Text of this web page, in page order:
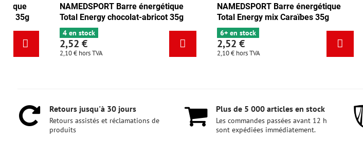
NAMEDSPORT Barre énergétique
Total Energy canneberge-noix 35g
6+ en stock
2,52 €
hors TVA
NAMEDSPORT Barre énergétique
Total Energy chocolat-abricot 35g
4 en stock
2,52 €
hors TVA
6+
2,52 €
Retours jusqu'à 30 jours
Retours assistés et réclamations de
produits
Plus de 5 000 articles en stock
Les commandes passées avant 12 h
sont expédiées immédiatement.